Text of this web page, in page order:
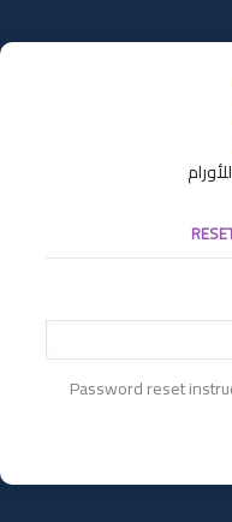
Password reset